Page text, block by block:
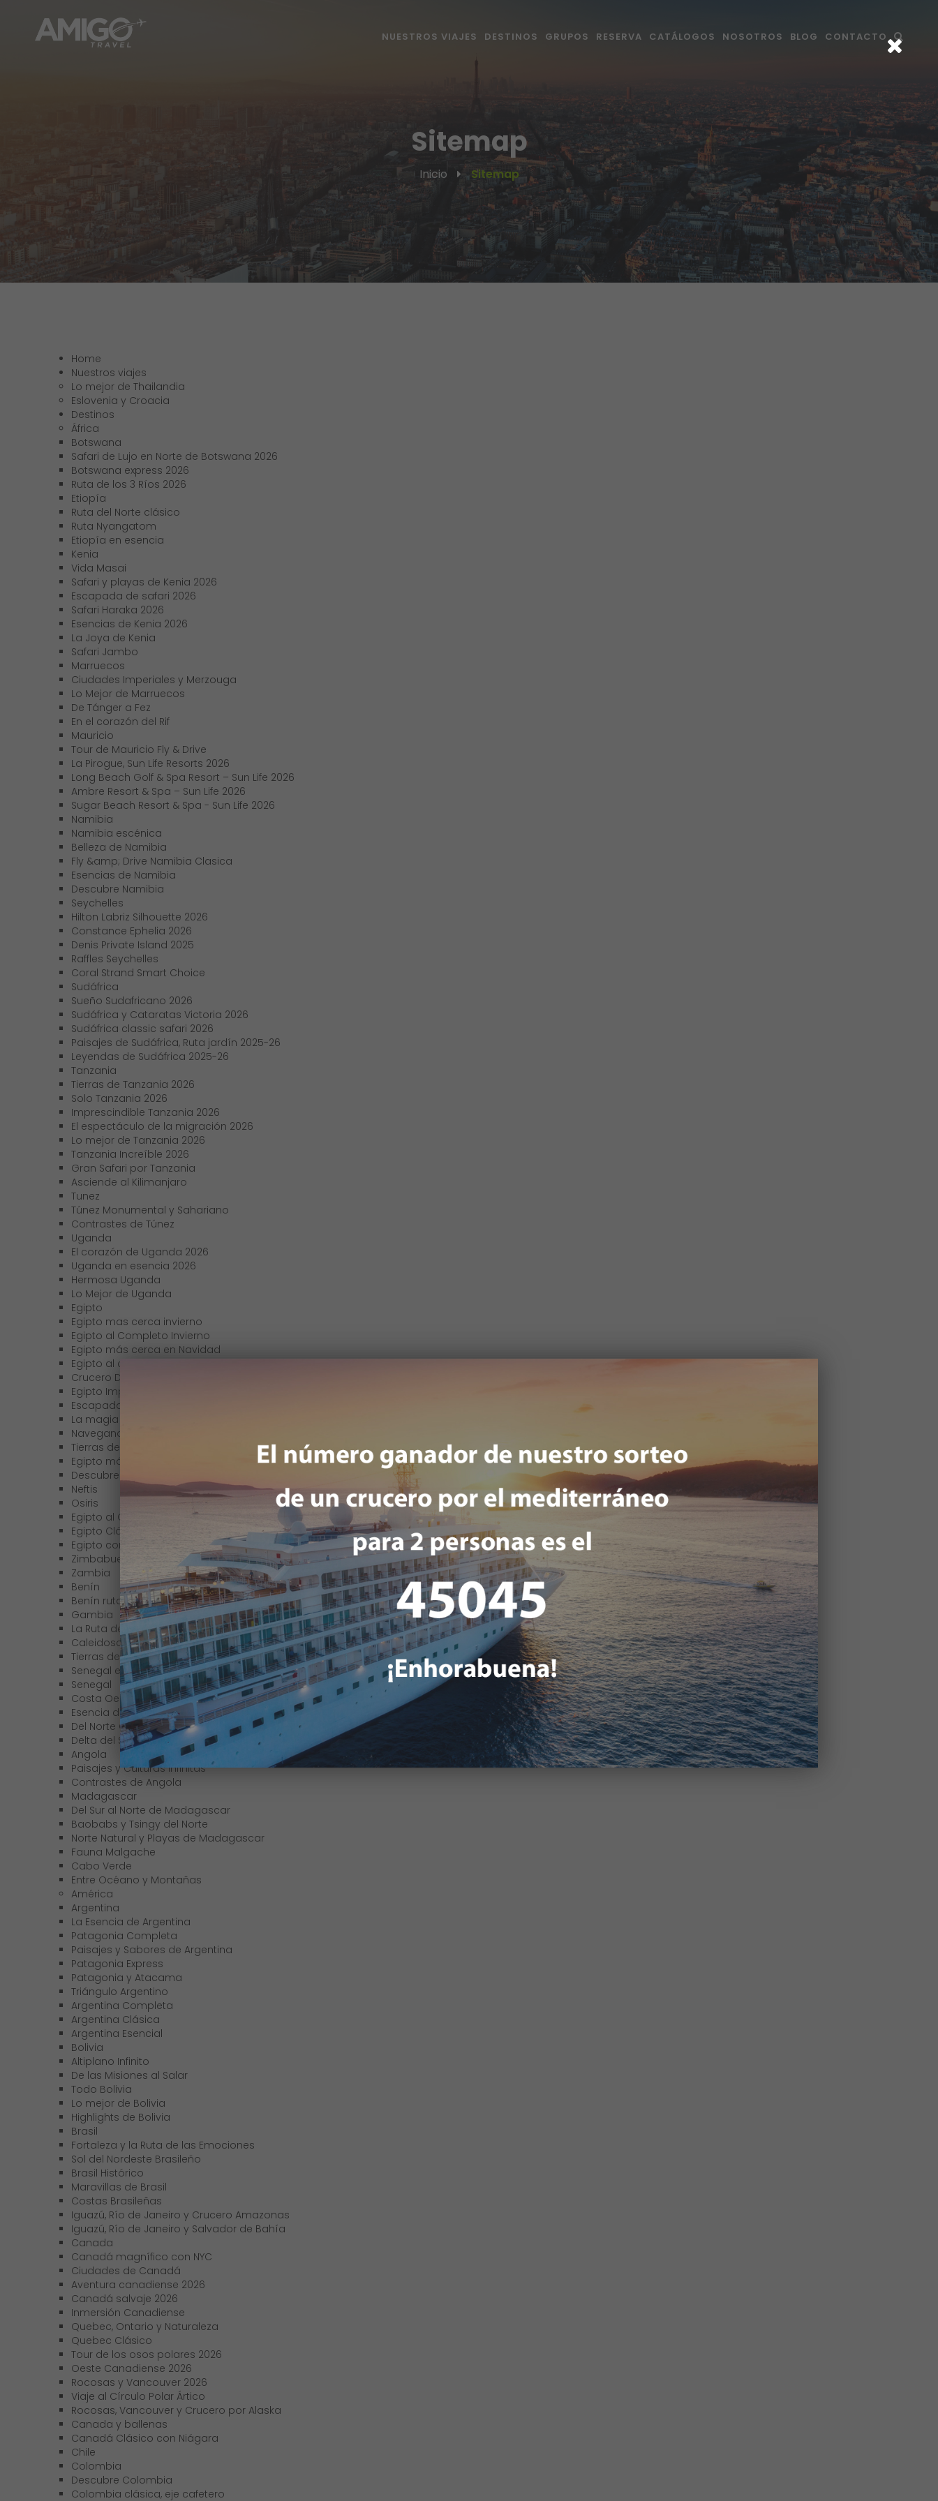
NUESTROS VIAJES DESTINOS GRUPOS RESERVA CATÁLOGOS NOSOTROS BLOG CONTACTO
Sitemap
Inicio Sitemap
Home
Nuestros viajes
Lo mejor de Thailandia
Eslovenia y Croacia
Destinos
África
Botswana
Safari de Lujo en Norte de Botswana 2026
Botswana express 2026
Ruta de los 3 Ríos 2026
Etiopía
Ruta del Norte clásico
Ruta Nyangatom
Etiopía en esencia
Kenia
Vida Masai
Safari y playas de Kenia 2026
Escapada de safari 2026
Safari Haraka 2026
Esencias de Kenia 2026
La Joya de Kenia
Safari Jambo
Marruecos
Ciudades Imperiales y Merzouga
Lo Mejor de Marruecos
De Tánger a Fez
En el corazón del Rif
Mauricio
Tour de Mauricio Fly & Drive
La Pirogue, Sun Life Resorts 2026
Long Beach Golf & Spa Resort – Sun Life 2026
Ambre Resort & Spa – Sun Life 2026
Sugar Beach Resort & Spa - Sun Life 2026
Namibia
Namibia escénica
Belleza de Namibia
Fly &amp; Drive Namibia Clasica
Esencias de Namibia
Descubre Namibia
Seychelles
Hilton Labriz Silhouette 2026
Constance Ephelia 2026
Denis Private Island 2025
Raffles Seychelles
Coral Strand Smart Choice
Sudáfrica
Sueño Sudafricano 2026
Sudáfrica y Cataratas Victoria 2026
Sudáfrica classic safari 2026
Paisajes de Sudáfrica, Ruta jardín 2025-26
Leyendas de Sudáfrica 2025-26
Tanzania
Tierras de Tanzania 2026
Solo Tanzania 2026
Imprescindible Tanzania 2026
El espectáculo de la migración 2026
Lo mejor de Tanzania 2026
Tanzania Increíble 2026
Gran Safari por Tanzania
Asciende al Kilimanjaro
Tunez
Túnez Monumental y Sahariano
Contrastes de Túnez
Uganda
El corazón de Uganda 2026
Uganda en esencia 2026
Hermosa Uganda
Lo Mejor de Uganda
Egipto
Egipto mas cerca invierno
Egipto al Completo Invierno
Egipto más cerca en Navidad
Egipto al completo en Navidad
Crucero Darakum
Egipto Imperial
Escapada a Estambul y El Cairo
La magia de Egipto
Navegando desde El Cairo 2025-26
Tierras de Egipto
Egipto más cerca
Descubre el misterio de Egipto
Neftis
Osiris
Egipto al Completo
Egipto Clásico
Egipto con Mar Rojo
Zimbabue
Zambia
Benín
Benín ruta nana
Gambia
La Ruta del Río Senegal y Gambia Profunda
Caleidoscopio de etnias
Tierras de Baobabs
Senegal en familia
Senegal
Costa Oeste de Senegal
Esencia de Senegal
Del Norte Colonial al País Bassari
Delta del Sine Saloum
Angola
Paisajes y Culturas Infinitas
Contrastes de Angola
Madagascar
Del Sur al Norte de Madagascar
Baobabs y Tsingy del Norte
Norte Natural y Playas de Madagascar
Fauna Malgache
Cabo Verde
Entre Océano y Montañas
América
Argentina
La Esencia de Argentina
Patagonia Completa
Paisajes y Sabores de Argentina
Patagonia Express
Patagonia y Atacama
Triángulo Argentino
Argentina Completa
Argentina Clásica
Argentina Esencial
Bolivia
Altiplano Infinito
De las Misiones al Salar
Todo Bolivia
Lo mejor de Bolivia
Highlights de Bolivia
Brasil
Fortaleza y la Ruta de las Emociones
Sol del Nordeste Brasileño
Brasil Histórico
Maravillas de Brasil
Costas Brasileñas
Iguazú, Río de Janeiro y Crucero Amazonas
Iguazú, Río de Janeiro y Salvador de Bahía
Canada
Canadá magnífico con NYC
Ciudades de Canadá
Aventura canadiense 2026
Canadá salvaje 2026
Inmersión Canadiense
Quebec, Ontario y Naturaleza
Quebec Clásico
Tour de los osos polares 2026
Oeste Canadiense 2026
Rocosas y Vancouver 2026
Viaje al Círculo Polar Ártico
Rocosas, Vancouver y Crucero por Alaska
Canada y ballenas
Canadá Clásico con Niágara
Chile
Colombia
Descubre Colombia
Colombia clásica, eje cafetero